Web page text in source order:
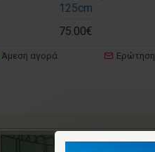
125cm
75.00€
Άμεση αγορά Ερώτηση